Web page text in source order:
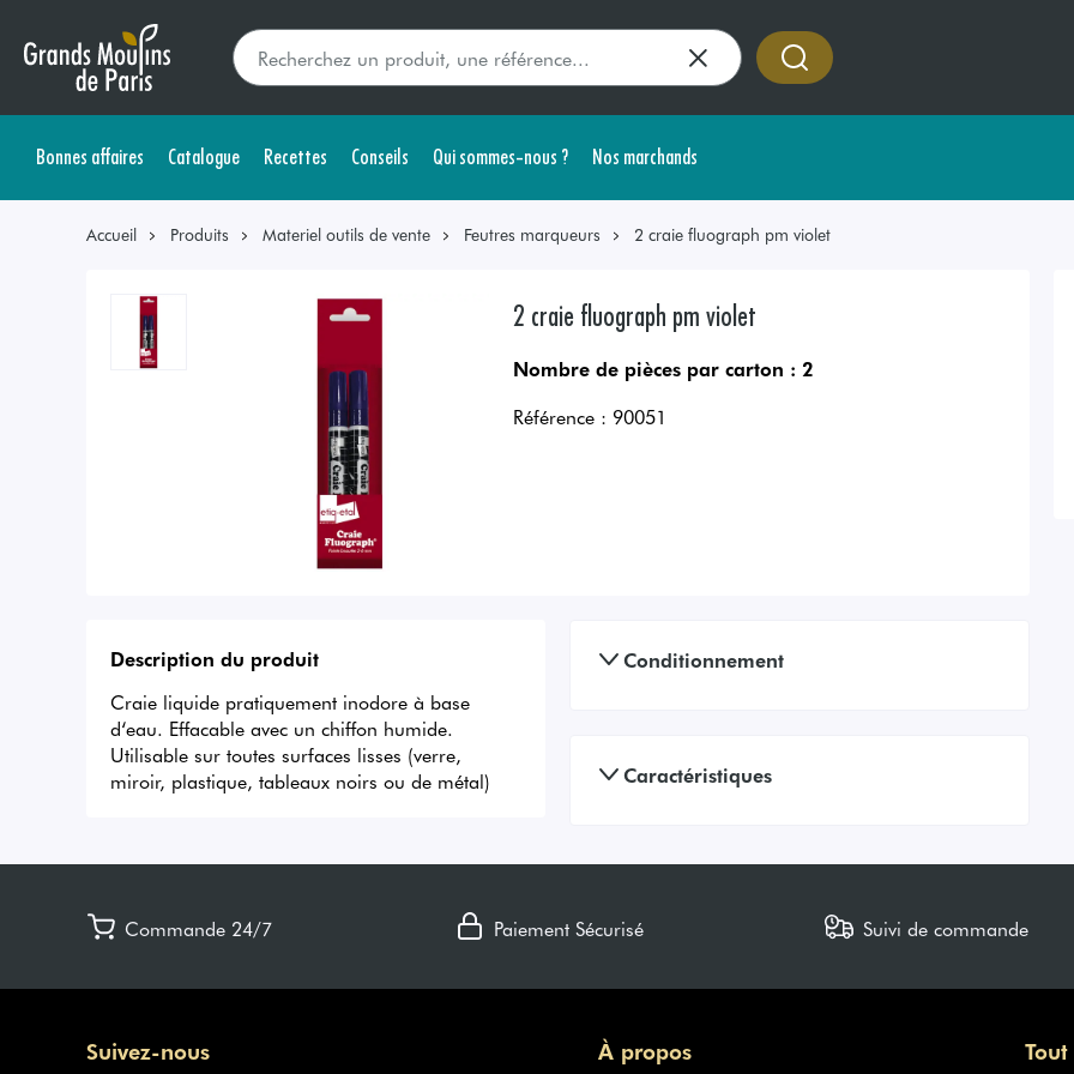
Bonnes affaires Catalogue Recettes Conseils Qui sommes-nous ? Nos marchands
Accueil Produits Materiel outils de vente Feutres marqueurs 2 craie fluograph pm violet
2 craie fluograph pm violet
Nombre de pièces par carton : 2
Référence : 90051
Description du produit
Craie liquide pratiquement inodore à base
d‘eau. Effacable avec un chiffon humide.
Utilisable sur toutes surfaces lisses (verre,
miroir, plastique, tableaux noirs ou de métal)
Conditionnement
Caractéristiques
Commande 24/7 Paiement Sécurisé Suivi de commande
Suivez-nous À propos